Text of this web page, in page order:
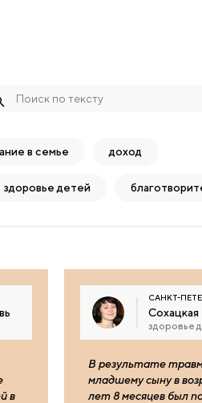
в семье доход
здоровье детей
в
САНКТ-
здоровье
В результате
младшему сыну в
лет 8 месяцев был